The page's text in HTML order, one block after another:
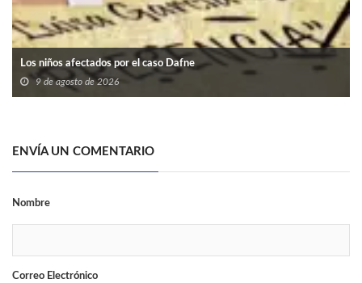
Los niños afectados por el caso Dafne
9 de agosto de 2026
ENVÍA UN COMENTARIO
Nombre
Correo Electrónico